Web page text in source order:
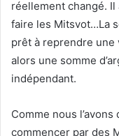
réellement changé. Il
faire les Mitsvot…La
prêt à reprendre une
alors une somme
indépendant.
Comme nous
commencer par des